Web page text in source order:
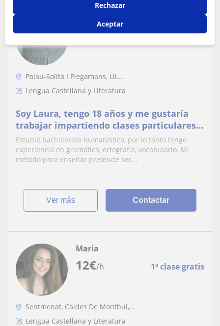
10€/h
Palau-Solità I Plegamans, Lli...
Lengua Castellana y Literatura
Soy Laura, tengo 18 años y me gustaría
trabajar impartiendo clases particulares a
niños de primaria e instituto. Desde
siempre he sido de letras, podría enseñar
lengua castellana, catalana, inglés y por
Estudié bachillerato humanístico, por lo tanto tengo
experiencia en gramática, ortografía, vocabulario. Mi
método para enseñar pretende ser...
ver más Contactar
12€/h 1ª clase gratis
Maria
Sentmenat, Caldes De Montbui,...
Lengua Castellana y Literatura
Rechazar
Aceptar